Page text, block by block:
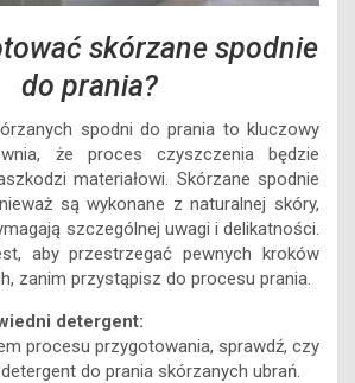
skórzane spodnie
do prania?
spodni do prania to kluczowy
że proces czyszczenia będzie
materiałowi. Skórzane spodnie
są wykonane z naturalnej skóry,
szczególnej uwagi i delikatności.
aby przestrzegać pewnych kroków
zanim przystąpisz do procesu prania.
detergent:
procesu przygotowania, sprawdź, czy
do prania skórzanych ubrań.